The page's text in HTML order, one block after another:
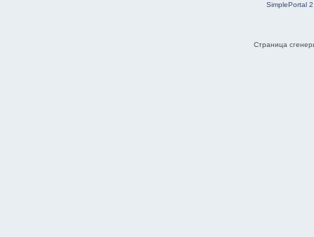
SimplePortal
Страница